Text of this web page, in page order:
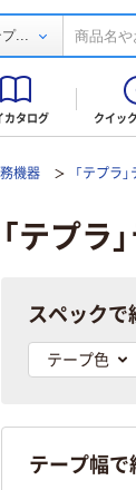
プ...
カタログ クイッ
機器 「テプラ
「テプラ
スペックで
テープ色
テープ幅で